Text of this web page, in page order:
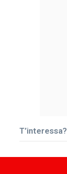
T’interessa?